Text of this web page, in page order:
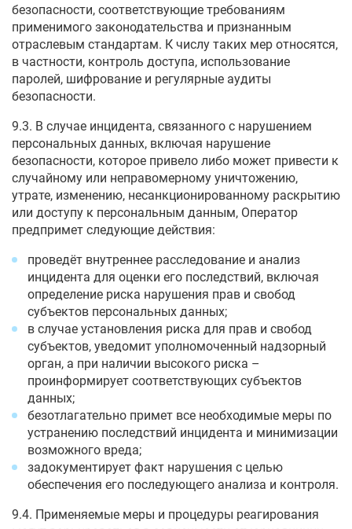
безопасности, соответствующие требованиям
применимого законодательства и признанным
отраслевым стандартам. К числу таких мер относятся,
в частности, контроль доступа, использование
паролей, шифрование и регулярные аудиты
безопасности.
9.3. В случае инцидента, связанного с нарушением
персональных данных, включая нарушение
безопасности, которое привело либо может привести к
случайному или неправомерному уничтожению,
утрате, изменению, несанкционированному раскрытию
или доступу к персональным данным, Оператор
предпримет следующие действия:
проведёт внутреннее расследование и анализ
инцидента для оценки его последствий, включая
определение риска нарушения прав и свобод
субъектов персональных данных;
в случае установления риска для прав и свобод
субъектов, уведомит уполномоченный надзорный
орган, а при наличии высокого риска –
проинформирует соответствующих субъектов
данных;
безотлагательно примет все необходимые меры по
устранению последствий инцидента и минимизации
возможного вреда;
задокументирует факт нарушения с целью
обеспечения его последующего анализа и контроля.
9.4. Применяемые меры и процедуры реагирования